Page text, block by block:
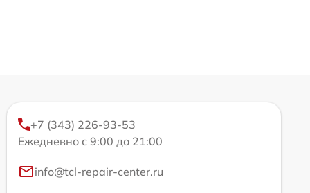
+7 (343) 226-93-53
Ежедневно с 9:00 до 21:00
info@tcl-repair-center.ru